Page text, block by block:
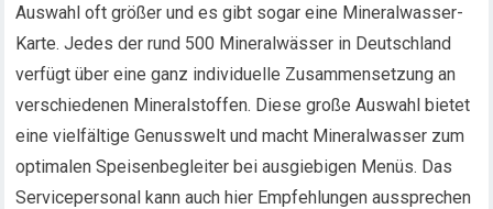
Auswahl oft größer und es gibt sogar eine Mineralwasser-
Karte. Jedes der rund 500 Mineralwässer in Deutschland
verfügt über eine ganz individuelle Zusammensetzung an
verschiedenen Mineralstoffen. Diese große Auswahl bietet
eine vielfältige Genusswelt und macht Mineralwasser zum
optimalen Speisenbegleiter bei ausgiebigen Menüs. Das
Servicepersonal kann auch hier Empfehlungen aussprechen